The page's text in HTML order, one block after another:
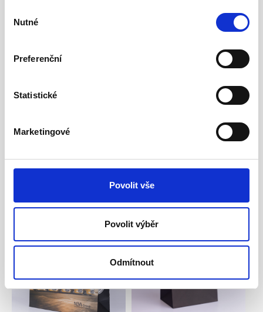
souhlasu
Nutné
Preferenční
Statistické
Marketingové
Povolit vše
Povolit výběr
Odmítnout